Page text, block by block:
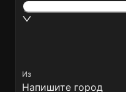
Из
Напишите город